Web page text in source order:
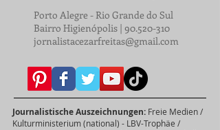
Porto Alegre - Rio Grande do Sul
Bairro Higienópolis | 90.520-310
jornalistacezarfreitas@gmail.com
Journalistische Auszeichnungen: Freie Medien /
Kulturministerium (national) - LBV-Trophäe /